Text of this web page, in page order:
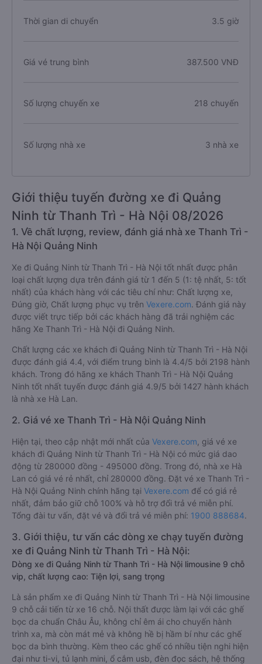
Thời gian di chuyển 3.5 giờ
Giá vé trung bình 387.500 VNĐ
Số lượng chuyến xe 218 chuyến
Số lượng nhà xe 3 nhà xe
Giới thiệu tuyến đường xe đi Quảng
Ninh từ Thanh Trì - Hà Nội 08/2026
1. Về chất lượng, review, đánh giá nhà xe Thanh Trì -
Hà Nội Quảng Ninh
Xe đi Quảng Ninh từ Thanh Trì - Hà Nội tốt nhất được phân
loại chất lượng dựa trên đánh giá từ 1 đến 5 (1: tệ nhất, 5: tốt
nhất) của khách hàng với các tiêu chí như: Chất lượng xe,
Đúng giờ, Chất lượng phục vụ trên Vexere.com. Đánh giá này
được viết trực tiếp bởi các khách hàng đã trải nghiệm các
hãng Xe Thanh Trì - Hà Nội đi Quảng Ninh.
Chất lượng các xe khách đi Quảng Ninh từ Thanh Trì - Hà Nội
được đánh giá 4.4, với điểm trung bình là 4.4/5 bởi 2198 hành
khách. Trong đó hãng xe khách Thanh Trì - Hà Nội Quảng
Ninh tốt nhất tuyến được đánh giá 4.9/5 bởi 1427 hành khách
là nhà xe Hà Lan.
2. Giá vé xe Thanh Trì - Hà Nội Quảng Ninh
Hiện tại, theo cập nhật mới nhất của Vexere.com , giá vé xe
khách đi Quảng Ninh từ Thanh Trì - Hà Nội có mức giá dao
động từ 280000 đồng - 495000 đồng. Trong đó, nhà xe Hà
Lan có giá vé rẻ nhất, chỉ 280000 đồng. Đặt vé xe Thanh Trì -
Hà Nội Quảng Ninh chính hãng tại Vexere.com để có giá rẻ
nhất, đảm bảo giữ chỗ 100% và hỗ trợ đổi trả vé miễn phí.
Tổng đài tư vấn, đặt vé và đổi trả vé miễn phí: 1900 888684.
3. Giới thiệu, tư vấn các dòng xe chạy tuyến đường
xe đi Quảng Ninh từ Thanh Trì - Hà Nội:
Dòng xe đi Quảng Ninh từ Thanh Trì - Hà Nội limousine 9 chỗ
vip, chất lượng cao: Tiện lợi, sang trọng
Là sản phẩm xe đi Quảng Ninh từ Thanh Trì - Hà Nội limousine
9 chỗ cải tiến từ xe 16 chỗ. Nội thất được làm lại với các ghế
bọc da chuẩn Châu Âu, không chỉ êm ái cho chuyến hành
trình xa, mà còn mát mẻ và không hề bị hầm bí như các ghế
bọc da bình thường. Kèm theo các ghế có nhiều tiện nghi hiện
đại như ti-vi, tủ lạnh mini, ổ cắm usb, đèn đọc sách, hệ thống